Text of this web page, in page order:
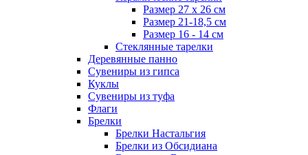
Размер 27 х 26 см
Размер 21-18,5 см
Размер 16 - 14 см
Стеклянные тарелки
Деревянные панно
Сувениры из гипса
Куклы
Сувениры из туфа
Флаги
Брелки
Брелки Настальгия
Брелки из Обсидиана